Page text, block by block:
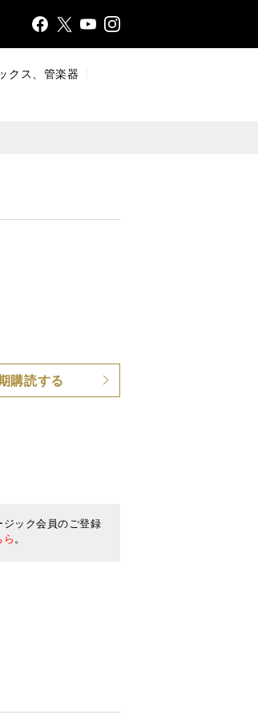
FaceX
YouTInsta
クス、管楽器
購読する
ジック会員のご登録
ら。